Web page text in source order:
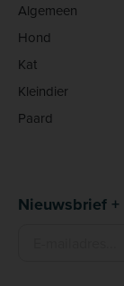
Algemeen
Hond
Kat
Kleindier
Paard
Nieuwsbrief